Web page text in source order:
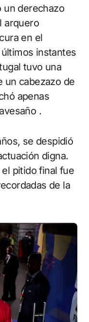
un derechazo
arquero
en el
instantes
tuvo una
un cabezazo de
apenas
.
se despidió
digna.
pitido final fue
de la